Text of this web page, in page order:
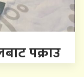
पक्राउ